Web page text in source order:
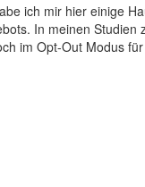
ich mir hier einige
In meinen Studien
im Opt-Out Modus